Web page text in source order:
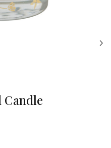
Candle